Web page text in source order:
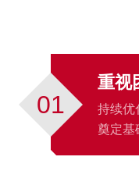
01
重视
持续优
奠定基